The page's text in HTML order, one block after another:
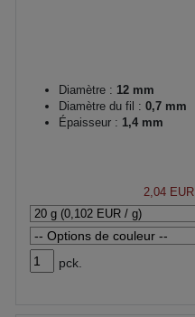
Diamètre : 12 mm
Diamètre du fil : 0,7 mm
Épaisseur : 1,4 mm
2,04 EUR
pck.